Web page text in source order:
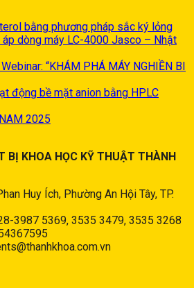
bằng phương pháp sắc ký lỏng
dòng máy LC-4000 Jasco – Nhật
“KHÁM PHÁ MÁY NGHIỀN BI
động bề mặt anion bằng HPLC
2025
BỊ KHOA HỌC KỸ THUẬT THÀNH
Huy Ích, Phường An Hội Tây, TP.
3987 5369, 3535 3479, 3535 3268